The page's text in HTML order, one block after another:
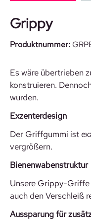
Grippy
Produktnummer:
Es wäre übertrieben
konstruieren.
wurden.
Exzenterdesign
Der Griffgummi ist
vergrößern.
Bienenwabenstruktur
Unsere Grippy-Griffe
auch den Verschleiß
Aussparung für